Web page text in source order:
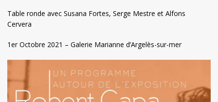
Table ronde avec Susana Fortes, Serge Mestre et Alfons
Cervera
1er Octobre 2021 – Galerie Marianne d’Argelès-sur-mer